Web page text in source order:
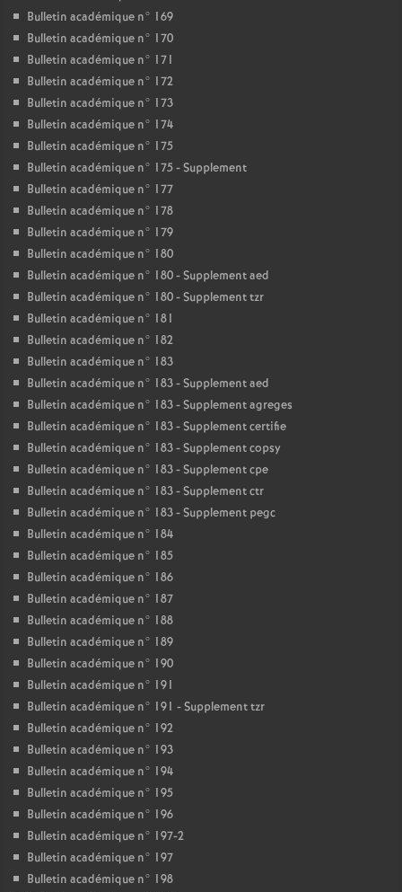
Bulletin académique n° 169
Bulletin académique n° 170
Bulletin académique n° 171
Bulletin académique n° 172
Bulletin académique n° 173
Bulletin académique n° 174
Bulletin académique n° 175
Bulletin académique n° 175 - Supplement
Bulletin académique n° 177
Bulletin académique n° 178
Bulletin académique n° 179
Bulletin académique n° 180
Bulletin académique n° 180 - Supplement aed
Bulletin académique n° 180 - Supplement tzr
Bulletin académique n° 181
Bulletin académique n° 182
Bulletin académique n° 183
Bulletin académique n° 183 - Supplement aed
Bulletin académique n° 183 - Supplement agreges
Bulletin académique n° 183 - Supplement certifie
Bulletin académique n° 183 - Supplement copsy
Bulletin académique n° 183 - Supplement cpe
Bulletin académique n° 183 - Supplement ctr
Bulletin académique n° 183 - Supplement pegc
Bulletin académique n° 184
Bulletin académique n° 185
Bulletin académique n° 186
Bulletin académique n° 187
Bulletin académique n° 188
Bulletin académique n° 189
Bulletin académique n° 190
Bulletin académique n° 191
Bulletin académique n° 191 - Supplement tzr
Bulletin académique n° 192
Bulletin académique n° 193
Bulletin académique n° 194
Bulletin académique n° 195
Bulletin académique n° 196
Bulletin académique n° 197-2
Bulletin académique n° 197
Bulletin académique n° 198